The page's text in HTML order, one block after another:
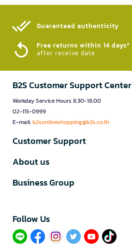
Guaranteed authenticity​
Free returns within 14 days*
after receive date
B2S Customer Support Center
Workday Service Hours 8.30-18.00
02-115-0999
E-mail:b2sonlineshopping@b2s.co.th
Customer Support
About us
Business Group
Follow Us​